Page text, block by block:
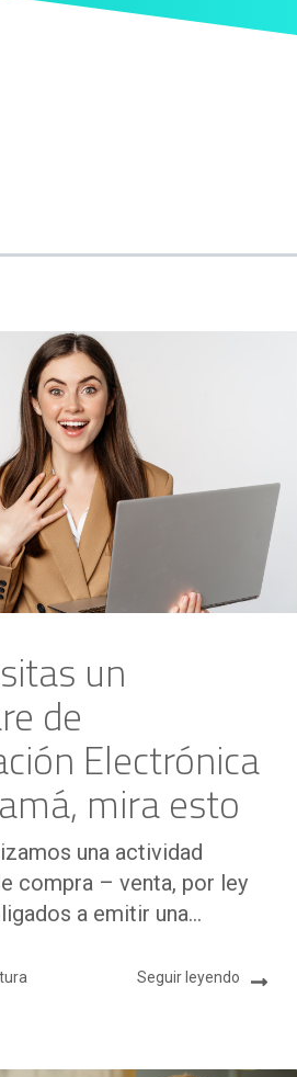
un
de
Electrónica
mira esto
una actividad
compra – venta, por ley
a emitir una...
Seguir leyendo